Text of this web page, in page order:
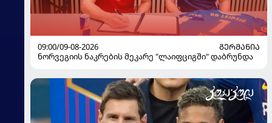
09:00/09-08-2026
ᲒᲔᲠᲛᲐᲜᲘᲐ
ნორვეგიის ნაკრების მეკარე "ლაიფციგში" დაბრუნდა